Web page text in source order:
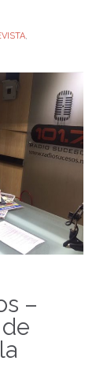
,
–